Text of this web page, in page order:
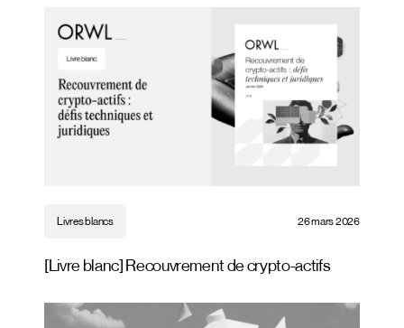
Livres blancs 26 mars 2026
[Livre blanc] Recouvrement de crypto-actifs